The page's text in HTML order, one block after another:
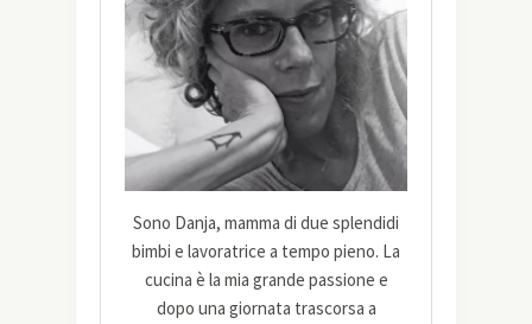
Sono Danja, mamma di due splendidi
bimbi e lavoratrice a tempo pieno. La
cucina è la mia grande passione e
dopo una giornata trascorsa a